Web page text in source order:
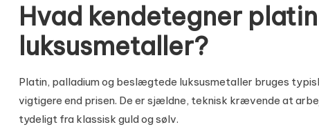
Hvad kendetegner
luksusmetaller?
Platin, palladium og beslægtede luksusmetaller bruges
vigtigere end prisen. De er sjældne, teknisk krævende at
tydeligt fra klassisk guldogsølv.